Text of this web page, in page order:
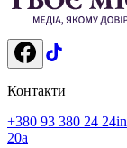
Контакти
+380 93 380 24 24
20а